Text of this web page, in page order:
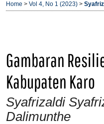
Home > Vol 4, No 1 (2023) >
Gambaran
Kabupaten Karo
Syafrizaldi
Dalimunthe